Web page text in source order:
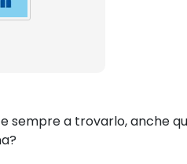
sempre a trovarlo, anche